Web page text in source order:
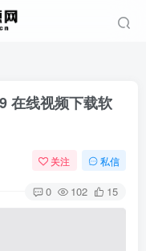
在线视频下载软
关注 私信
0 102 15